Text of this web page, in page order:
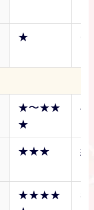
★
★〜★★
★
4-
★★★
約
★★★★